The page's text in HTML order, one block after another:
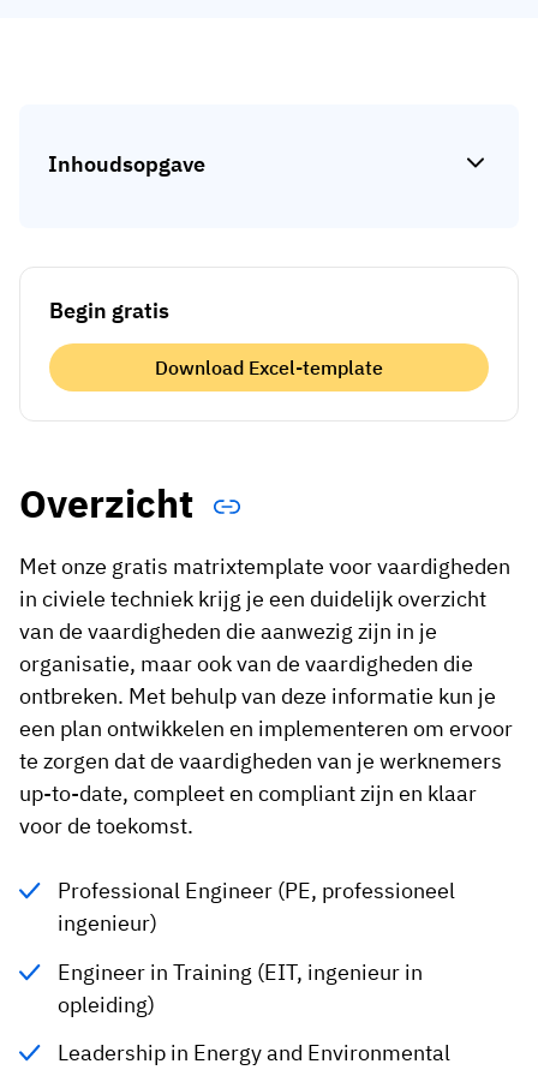
Inhoudsopgave
Begin gratis
Download Excel-template
Overzicht
Met onze gratis matrixtemplate voor vaardigheden
in civiele techniek krijg je een duidelijk overzicht
van de vaardigheden die aanwezig zijn in je
organisatie, maar ook van de vaardigheden die
ontbreken. Met behulp van deze informatie kun je
een plan ontwikkelen en implementeren om ervoor
te zorgen dat de vaardigheden van je werknemers
up-to-date, compleet en compliant zijn en klaar
voor de toekomst.
Professional Engineer (PE, professioneel
ingenieur)
Engineer in Training (EIT, ingenieur in
opleiding)
Leadership in Energy and Environmental